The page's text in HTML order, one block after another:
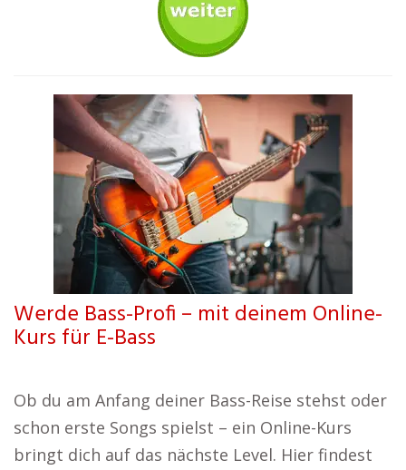
Werde Bass-Profi – mit deinem Online-
Kurs für E-Bass
Ob du am Anfang deiner Bass-Reise stehst oder
schon erste Songs spielst – ein Online-Kurs
bringt dich auf das nächste Level. Hier findest